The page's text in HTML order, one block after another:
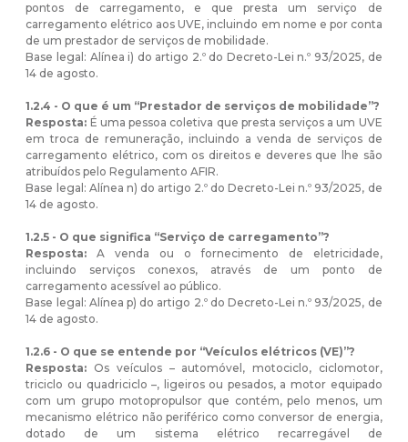
pontos de carregamento, e que presta um serviço de
carregamento elétrico aos UVE, incluindo em nome e por conta
de um prestador de serviços de mobilidade.
Base legal: Alínea i) do artigo 2.º do Decreto-Lei n.º 93/2025, de
14 de agosto.
1.2.4 - O que é um “Prestador de serviços de mobilidade”?
Resposta: É uma pessoa coletiva que presta serviços a um UVE
em troca de remuneração, incluindo a venda de serviços de
carregamento elétrico, com os direitos e deveres que lhe são
atribuídos pelo Regulamento AFIR.
Base legal: Alínea n) do artigo 2.º do Decreto-Lei n.º 93/2025, de
14 de agosto.
1.2.5 - O que significa “Serviço de carregamento”?
Resposta:A venda ou o fornecimento de eletricidade,
incluindo serviços conexos, através de um ponto de
carregamento acessível ao público.
Base legal: Alínea p) do artigo 2.º do Decreto-Lei n.º 93/2025, de
14 de agosto.
1.2.6 - O que se entende por “Veículos elétricos (VE)”?
Resposta: Os veículos – automóvel, motociclo, ciclomotor,
triciclo ou quadriciclo –, ligeiros ou pesados, a motor equipado
com um grupo motopropulsor que contém, pelo menos, um
mecanismo elétrico não periférico como conversor de energia,
dotado de um sistema elétrico recarregável de